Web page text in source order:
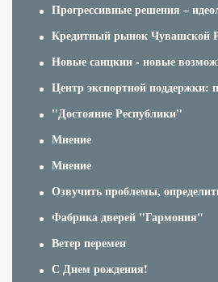
Прогрессивные решения –
Кредитный рынок Чувашской
Новые санцкии - новые
Центр экспортной поддержки:
"Достояние Республики"
Мнение
Мнение
Озвучить проблемы,
Фабрика дверей "Гармония"
Ветер перемен
С Днем рождения!